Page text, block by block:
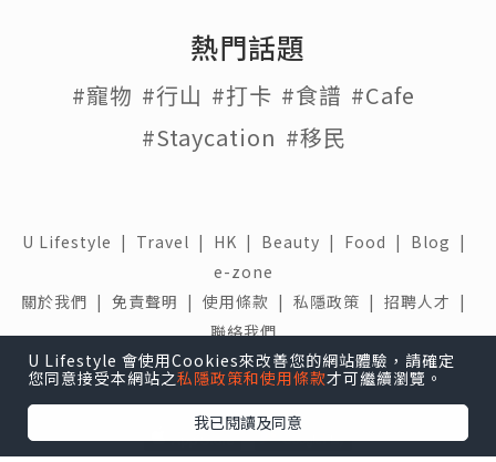
熱門話題
#寵物 #行山 #打卡 #食譜 #Cafe
#Staycation #移民
U Lifestyle | Travel | HK | Beauty | Food | Blog |
e-zone
關於我們 | 免責聲明 | 使用條款 | 私隱政策 | 招聘人才 |
聯絡我們
下載 U Lifestyle應用程式
U Lifestyle 會使用Cookies來改善您的網站體驗，請確定
您同意接受本網站之私隱政策和使用條款才可繼續瀏覽。
我已閱讀及同意